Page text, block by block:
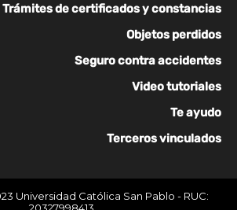
Trámites de certificados y constancias
Objetos perdidos
Seguro contra accidentes
Video tutoriales
Te ayudo
Terceros vinculados
Universidad Católica San Pablo - RUC: